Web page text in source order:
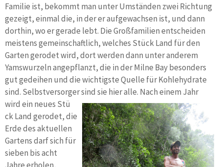
Familie ist, bekommt man unter Umständen zwei Richtung
gezeigt, einmal die, in der er aufgewachsen ist, und dann
dorthin, wo er gerade lebt. Die Großfamilien entscheiden
meistens gemeinschaftlich, welches Stück Land für den
Garten gerodet wird, dort werden dann unter anderem
Yamswurzeln angepflanzt, die in der Milne Bay besonders
gut gedeihen und die wichtigste Quelle für Kohlehydrate
sind. Selbstversorger sind sie hier alle. Nach einem Jahr
wird ein neues Stü
ck Land gerodet, die
Erde des aktuellen
Gartens darf sich für
sieben bis acht